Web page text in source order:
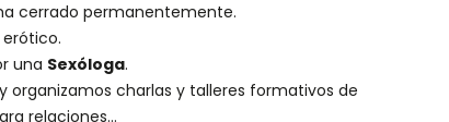
cerrado permanentemente.
una Sexóloga.
y organizamos charlas y talleres formativos de
relaciones...